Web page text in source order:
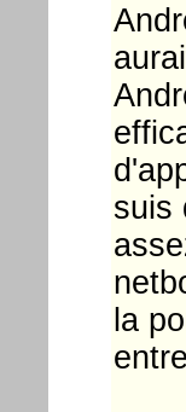
suis
la